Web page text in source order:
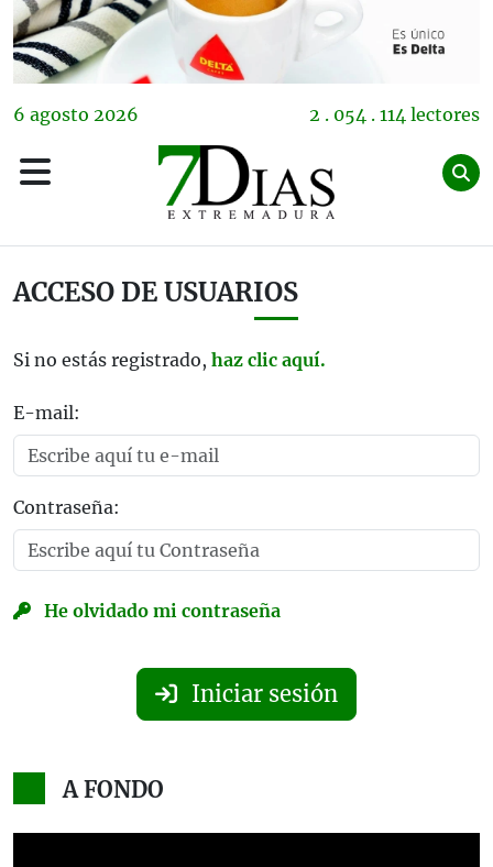
6 agosto 2026 2 . 054 . 114 lectores
ACCESO DE USUARIOS
Si no estás registrado, haz clic aquí.
E-mail:
Contraseña:
He olvidado mi contraseña
Iniciar sesión
A FONDO